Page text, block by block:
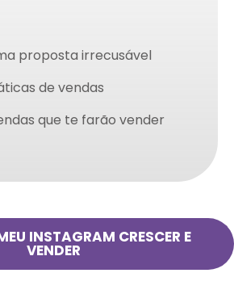
proposta irrecusável
de vendas
que te farão vender
INSTAGRAM CRESCER E
VENDER